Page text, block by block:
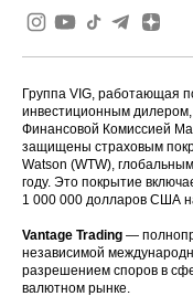
Группа VIG, работающая
инвестиционным
Финансовой Комиссией
защищены страховым
Watson (WTW),
году. Это покрытие
1 000 000 долларов США
Vantage Trading —
независимой
разрешением споров в
валютном рынке.